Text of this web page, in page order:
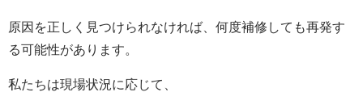
原因を正しく見つけられなければ、何度補修しても再発す
る可能性があります。
私たちは現場状況に応じて、